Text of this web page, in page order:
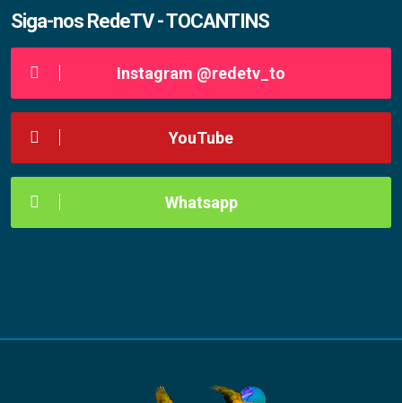
Siga-nos RedeTV - TOCANTINS
Instagram @redetv_to
YouTube
Whatsapp